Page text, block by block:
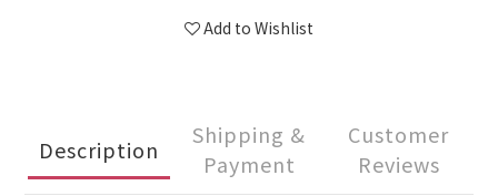
Add to Wishlist
Description
Shipping &
Payment
Customer
Reviews